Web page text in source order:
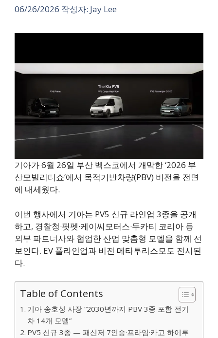
06/26/2026 작성자: Jay Lee
기아가 6월 26일 부산 벡스코에서 개막한 ‘2026 부
산모빌리티쇼’에서 목적기반차량(PBV) 비전을 전면
에 내세웠다.
이번 행사에서 기아는 PV5 신규 라인업 3종을 공개
하고, 경찰청·핏펫·케이씨모터스·두카티 코리아 등
외부 파트너사와 협업한 산업 맞춤형 모델을 함께 선
보인다. EV 풀라인업과 비전 메타투리스모도 전시된
다.
Table of Contents
기아 송호성 사장 “2030년까지 PBV 3종 포함 전기
차 14개 모델”
PV5 신규 3종 — 패신저 7인승·프라임·카고 하이루